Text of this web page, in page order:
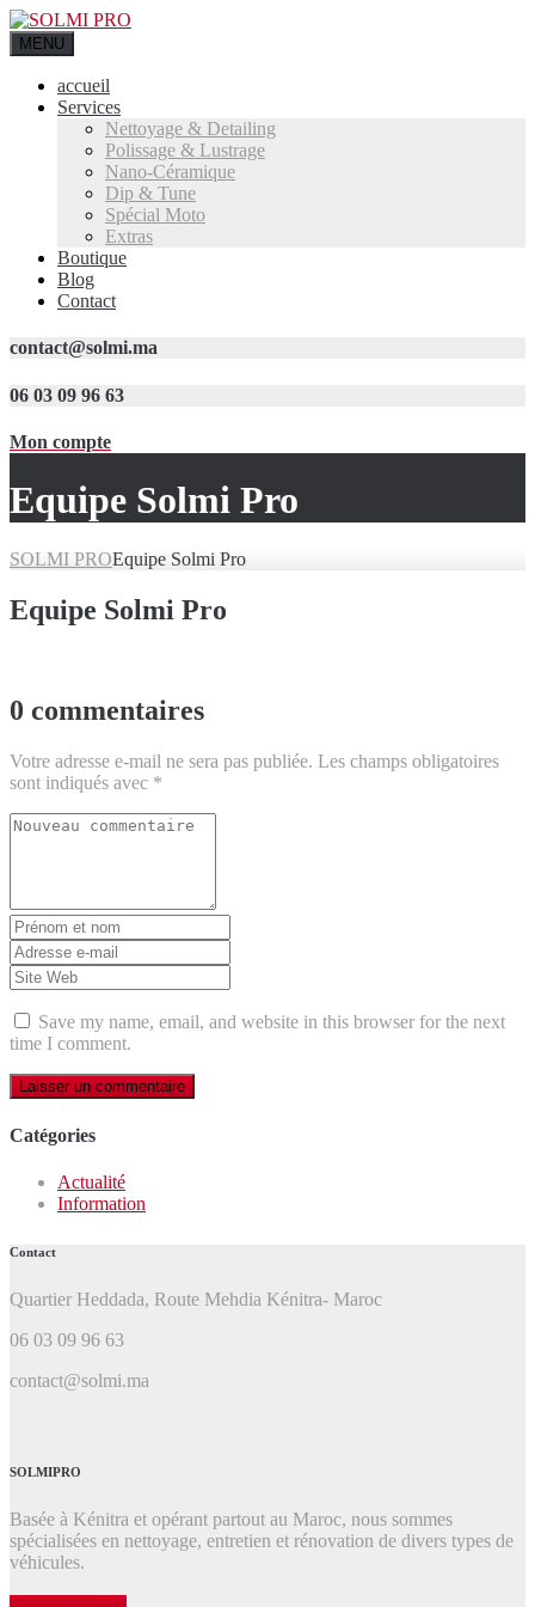
MENU
accueil
Services
Nettoyage & Detailing
Polissage & Lustrage
Nano-Céramique
Dip & Tune
Spécial Moto
Extras
Boutique
Blog
Contact
contact@solmi.ma
06 03 09 96 63
Mon compte
Equipe Solmi Pro
SOLMI PROEquipe Solmi Pro
Equipe Solmi Pro
0 commentaires
Votre adresse e-mail ne sera pas publiée. Les champs obligatoires
sont indiqués avec *
Votre
Prénom
et
nom*
Adresse
e-
mail
*
Site
Web
Save my name, email, and website in this browser for the next
time I comment.
Catégories
Actualité
Information
Contact
Quartier Heddada, Route Mehdia Kénitra- Maroc
06 03 09 96 63
contact@solmi.ma
SOLMIPRO
Basée à Kénitra et opérant partout au Maroc, nous sommes
spécialisées en nettoyage, entretien et rénovation de divers types de
véhicules.